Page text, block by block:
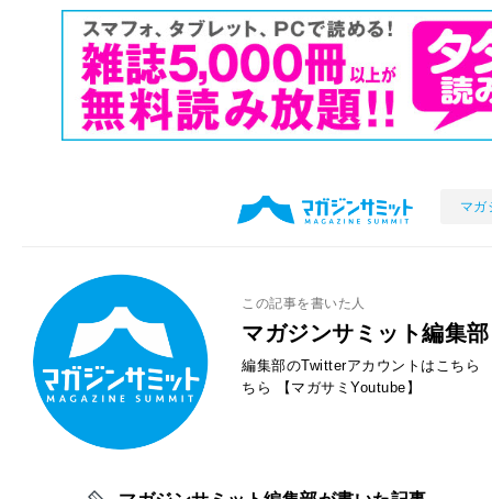
マガ
この記事を書いた人
マガジンサミット編集部
編集部のTwitterアカウントはこちら
ちら
【マガサミYoutube】